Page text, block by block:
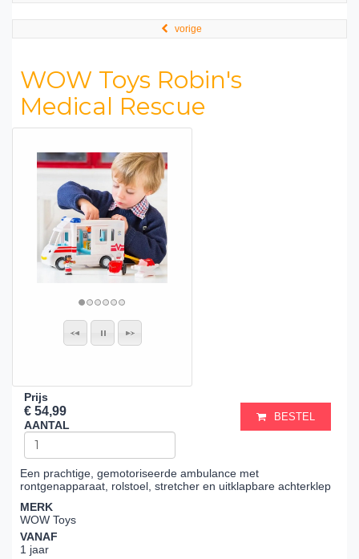
vorige
WOW Toys Robin's
Medical Rescue
Prijs
€ 54,99
AANTAL
BESTEL
Een prachtige, gemotoriseerde ambulance met
rontgenapparaat, rolstoel, stretcher en uitklapbare achterklep
MERK
WOW Toys
VANAF
1 jaar